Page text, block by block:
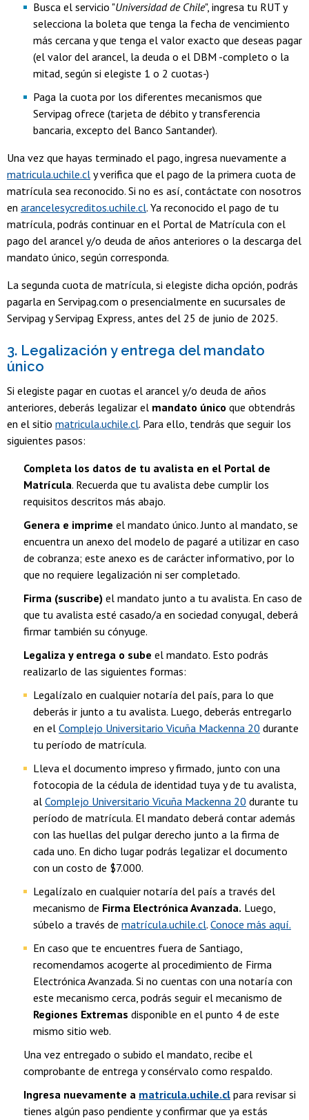
Busca el servicio "Universidad de Chile", ingresa tu RUT y
selecciona la boleta que tenga la fecha de vencimiento
más cercana y que tenga el valor exacto que deseas pagar
(el valor del arancel, la deuda o el DBM -completo o la
mitad, según si elegiste 1 o 2 cuotas-)
Paga la cuota por los diferentes mecanismos que
Servipag ofrece (tarjeta de débito y transferencia
bancaria, excepto del Banco Santander).
Una vez que hayas terminado el pago, ingresa nuevamente a
matricula.uchile.cl y verifica que el pago de la primera cuota de
matrícula sea reconocido. Si no es así, contáctate con nosotros
en arancelesycreditos.uchile.cl. Ya reconocido el pago de tu
matrícula, podrás continuar en el Portal de Matrícula con el
pago del arancel y/o deuda de años anteriores o la descarga del
mandato único, según corresponda.
La segunda cuota de matrícula, si elegiste dicha opción, podrás
pagarla en Servipag.com o presencialmente en sucursales de
Servipag y Servipag Express, antes del 25 de junio de 2025.
3. Legalización y entrega del mandato
único
Si elegiste pagar en cuotas el arancel y/o deuda de años
anteriores, deberás legalizar el mandato único que obtendrás
en el sitio matricula.uchile.cl. Para ello, tendrás que seguir los
siguientes pasos:
Completa los datos de tu avalista en el Portal de
Matrícula. Recuerda que tu avalista debe cumplir los
requisitos descritos más abajo.
Genera e imprime el mandato único. Junto al mandato, se
encuentra un anexo del modelo de pagaré a utilizar en caso
de cobranza; este anexo es de carácter informativo, por lo
que no requiere legalización ni ser completado.
Firma (suscribe) el mandato junto a tu avalista. En caso de
que tu avalista esté casado/a en sociedad conyugal, deberá
firmar también su cónyuge.
Legaliza y entrega o sube el mandato. Esto podrás
realizarlo de las siguientes formas:
Legalízalo en cualquier notaría del país, para lo que
deberás ir junto a tu avalista. Luego, deberás entregarlo
en el Complejo Universitario Vicuña Mackenna 20 durante
tu período de matrícula.
Lleva el documento impreso y firmado, junto con una
fotocopia de la cédula de identidad tuya y de tu avalista,
al Complejo Universitario Vicuña Mackenna 20 durante tu
período de matrícula. El mandato deberá contar además
con las huellas del pulgar derecho junto a la firma de
cada uno. En dicho lugar podrás legalizar el documento
con un costo de $7.000.
Legalízalo en cualquier notaría del país a través del
mecanismo de Firma Electrónica Avanzada. Luego,
súbelo a través de matrícula.uchile.cl. Conoce más aquí.
En caso que te encuentres fuera de Santiago,
recomendamos acogerte al procedimiento de Firma
Electrónica Avanzada. Si no cuentas con una notaría con
este mecanismo cerca, podrás seguir el mecanismo de
Regiones Extremas disponible en el punto 4 de este
mismo sitio web.
Una vez entregado o subido el mandato, recibe el
comprobante de entrega y consérvalo como respaldo.
Ingresa nuevamente a matricula.uchile.cl para revisar si
tienes algún paso pendiente y confirmar que ya estás